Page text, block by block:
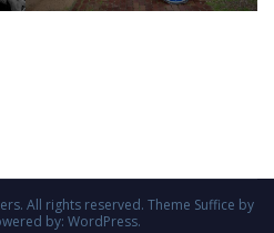
. All rights reserved. Theme Suffice by
by: WordPress.